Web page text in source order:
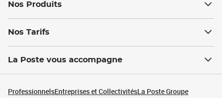
Nos Produits
Nos Tarifs
La Poste vous accompagne
ProfessionnelsEntreprises et CollectivitésLa Poste Groupe